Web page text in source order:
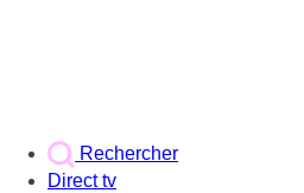
Rechercher
Direct tv